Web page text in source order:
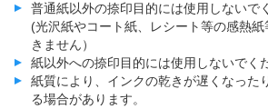
普通紙以外の捺印目的には使用しないで
(光沢紙やコート紙、レシート等の感熱
きません）
紙以外への捺印目的には使用しないでく
紙質により、インクの乾きが遅くなった
る場合があります。